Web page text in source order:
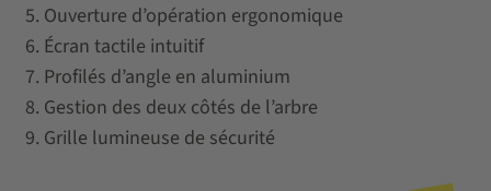
5. Ouverture d’opération ergonomique
6. Écran tactile intuitif
7. Profilés d’angle en aluminium
8. Gestion des deux côtés de l’arbre
9. Grille lumineuse de sécurité